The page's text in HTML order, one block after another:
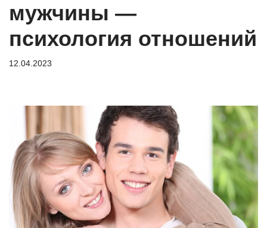
мужчины —
психология отношений
12.04.2023